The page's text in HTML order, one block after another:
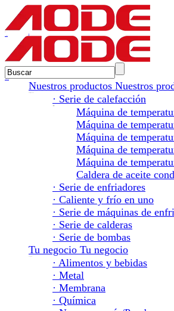
Nuestros productos Nuestros
· Serie de calefacción
Máquina de
Máquina de
Máquina de
Máquina de
Máquina de
Caldera de aceite
· Serie de enfriadores
· Caliente y frío en uno
· Serie de máquinas de
· Serie de calderas
· Serie de bombas
Tu negocio Tu negocio
· Alimentos y bebidas
· Metal
· Membrana
· Química